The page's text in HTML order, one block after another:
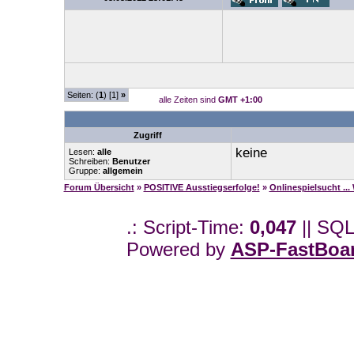
Seiten: (1) [1] » alle Zeiten sind GMT +1:00
Zugriff
Lesen: alle
Schreiben: Benutzer
Gruppe: allgemein
keine
Forum Übersicht » POSITIVE Ausstiegserfolge! » Onlinespielsucht ...
.: Script-Time: 0,047||
Powered by ASP-